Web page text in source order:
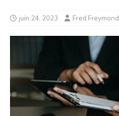
juin 24, 2023 Fred Freymond